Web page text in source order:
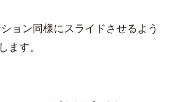
ョン同様にスライドさせるよう
ます。